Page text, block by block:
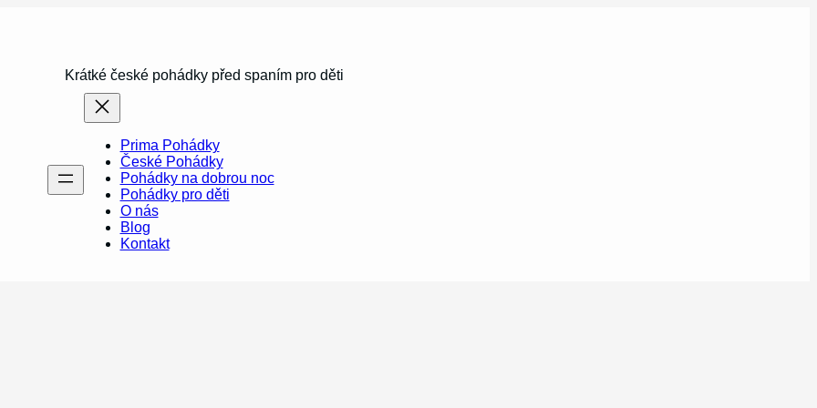
Krátké české pohádky před spaním pro děti
Prima Pohádky
České Pohádky
Pohádky na dobrou noc
Pohádky pro děti
O nás
Blog
Kontakt